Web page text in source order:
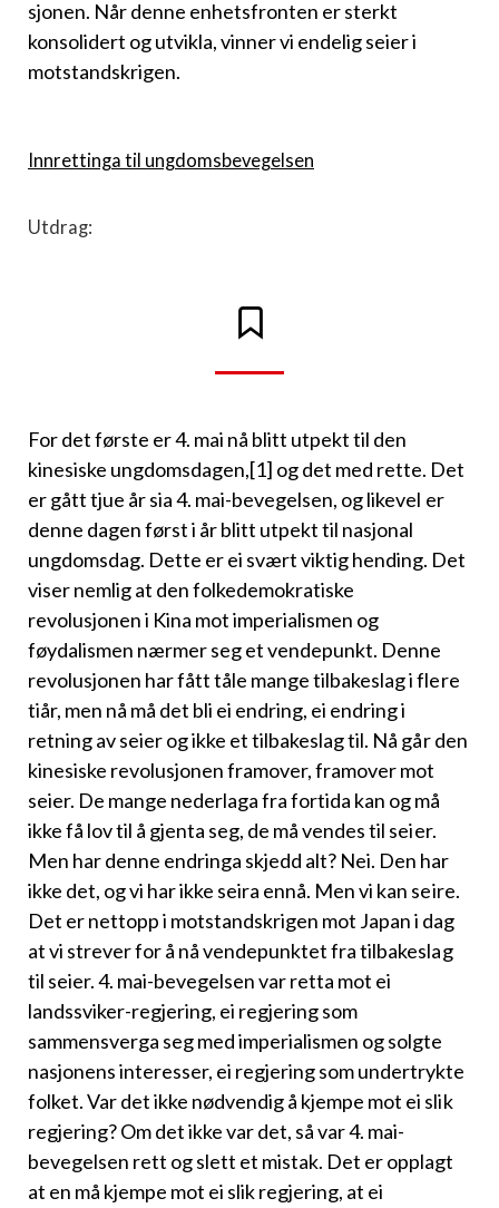
sjonen. Når denne enhetsfronten er sterkt
konsolidert og utvikla, vin­ner vi endelig seier i
motstandskrigen.
Innrettinga til ungdomsbevegelsen
Utdrag:
For det første er 4. mai nå blitt utpekt til den
kinesiske ungdomsdagen,[1] og det med rette. Det
er gått tjue år sia 4. mai-bevegelsen, og likevel er
denne dagen først i år blitt utpekt til nasjonal
ungdomsdag. Dette er ei svært viktig hending. Det
viser nemlig at den folkedemokratiske
revolusjonen i Kina mot imperialismen og
føydalismen nærmer seg et vendepunkt. Denne
revolusjonen har fått tåle mange tilbakeslag i flere
tiår, men nå må det bli ei endring, ei endring i
retning av seier og ikke et tilbakeslag til. Nå går den
kinesiske revolusjonen framover, framover mot
seier. De mange nederlaga fra fortida kan og må
ikke få lov til å gjenta seg, de må vendes til seier.
Men har denne endringa skjedd alt? Nei. Den har
ikke det, og vi har ikke seira ennå. Men vi kan seire.
Det er nettopp i motstandskrigen mot Japan i dag
at vi stre­ver for å nå vendepunktet fra tilbakeslag
til seier. 4. mai-bevegelsen var retta mot ei
landssviker-regjering, ei regjering som
sammensverga seg med imperialismen og solgte
nasjonens interesser, ei regjering som undertrykte
folket. Var det ikke nødvendig å kjempe mot ei slik
regje­ring? Om det ikke var det, så var 4. mai-
bevegelsen rett og slett et mis­tak. Det er opplagt
at en må kjempe mot ei slik regjering, at ei